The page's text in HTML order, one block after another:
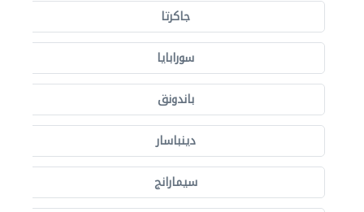
جاكرتا
سورابايا
باندونق
دينباسار
سيمارانج